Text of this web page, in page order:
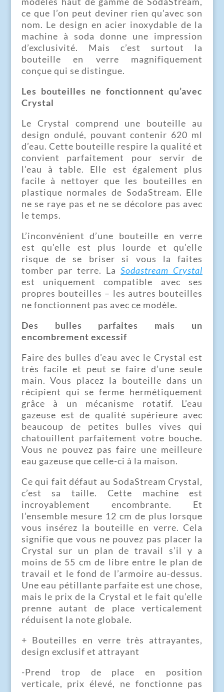
ce que l’on peut deviner rien qu’avec son
nom. Le design en acier inoxydable de la
machine à soda donne une impression
d’exclusivité. Mais c’est surtout la
bouteille en verre magnifiquement
conçue qui se distingue.
Les bouteilles ne fonctionnent qu’avec
Crystal
Le Crystal comprend une bouteille au
design ondulé, pouvant contenir 620 ml
d’eau. Cette bouteille respire la qualité et
convient parfaitement pour servir de
l’eau à table. Elle est également plus
facile à nettoyer que les bouteilles en
plastique normales de SodaStream. Elle
ne se raye pas et ne se décolore pas avec
le temps.
L’inconvénient d’une bouteille en verre
est qu’elle est plus lourde et qu’elle
risque de se briser si vous la faites
tomber par terre. LaSodastream Crystal
est uniquement compatible avec ses
propres bouteilles – les autres bouteilles
ne fonctionnent pas avec ce modèle.
Des bulles parfaites mais un
encombrement excessif
Faire des bulles d’eau avec le Crystal est
très facile et peut se faire d’une seule
main. Vous placez la bouteille dans un
récipient qui se ferme hermétiquement
grâce à un mécanisme rotatif. L’eau
gazeuse est de qualité supérieure avec
beaucoup de petites bulles vives qui
chatouillent parfaitement votre bouche.
Vous ne pouvez pas faire une meilleure
eau gazeuse que celle-ci à la maison.
Ce qui fait défaut au SodaStream Crystal,
c’est sa taille. Cette machine est
incroyablement encombrante. Et
l’ensemble mesure 12 cm de plus lorsque
vous insérez la bouteille en verre. Cela
signifie que vous ne pouvez pas placer la
Crystal sur un plan de travail s’il y a
moins de 55 cm de libre entre le plan de
travail et le fond de l’armoire au-dessus.
Une eau pétillante parfaite est une chose,
mais le prix de la Crystal et le fait qu’elle
prenne autant de place verticalement
réduisent la note globale.
+ Bouteilles en verre très attrayantes,
design exclusif et attrayant
-Prend trop de place en position
verticale, prix élevé, ne fonctionne pas